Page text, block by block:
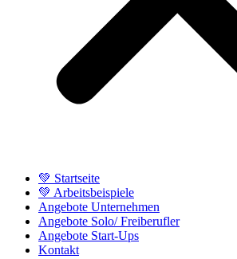
💚 Startseite
💚 Arbeitsbeispiele
Angebote Unternehmen
Angebote Solo/ Freiberufler
Angebote Start-Ups
Kontakt